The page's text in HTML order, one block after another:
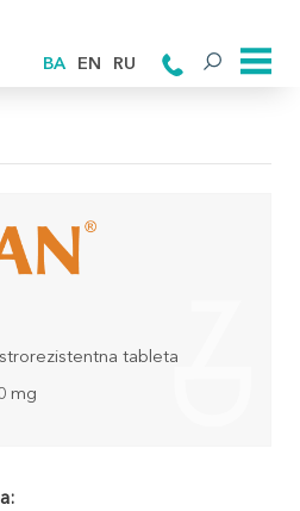
BA EN RU
tableta
mg